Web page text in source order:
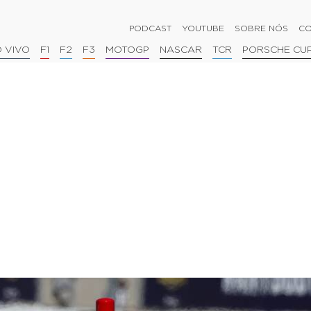
PODCAST YOUTUBE SOBRE NÓS
VIVO F1 F2 F3 MOTOGP NASCAR TCR PORSCHE